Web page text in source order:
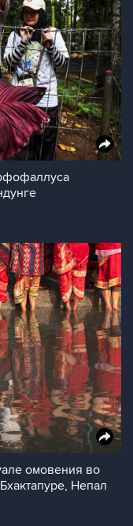
омовения во
Непал